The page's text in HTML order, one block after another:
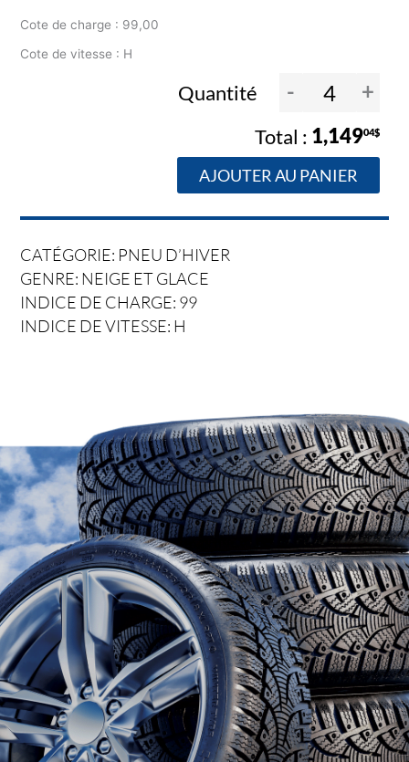
Cote de charge : 99,00
Cote de vitesse : H
Quantité - +
1,14904$
AJOUTER AU PANIER
CATÉGORIE: PNEU D’HIVER
GENRE: NEIGE ET GLACE
INDICE DE CHARGE: 99
INDICE DE VITESSE: H